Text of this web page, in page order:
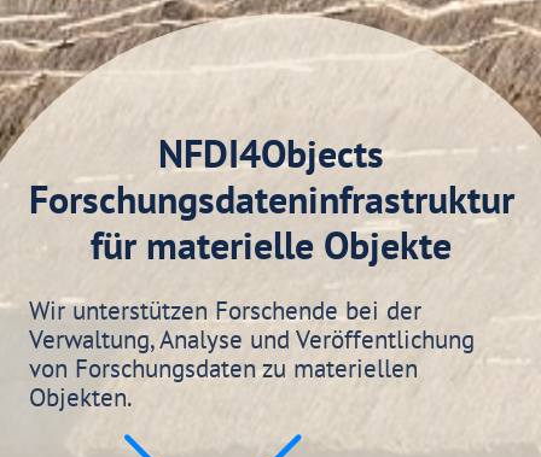
NFDI4Objects
Forschungsdateninfrastruktur
für materielle Objekte
Wir unterstützen Forschende bei der
Verwaltung, Analyse und Veröffentlichung
von Forschungsdaten zu materiellen
Objekten.